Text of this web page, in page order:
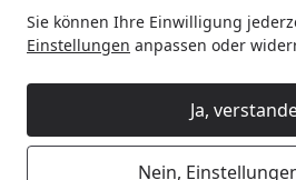
Sie können Ihre Einwilligung
Einstellungen anpassen oder
Ja,
Nein,
Vertrauen. Sie beinhaltet vier
Zusagen:
Festpreisgarantie
Unsere Festpreisgarantie